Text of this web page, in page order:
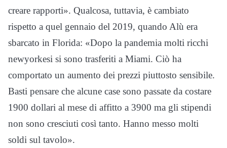
creare rapporti». Qualcosa, tuttavia, è cambiato
rispetto a quel gennaio del 2019, quando Alù era
sbarcato in Florida: «Dopo la pandemia molti ricchi
newyorkesi si sono trasferiti a Miami. Ciò ha
comportato un aumento dei prezzi piuttosto sensibile.
Basti pensare che alcune case sono passate da costare
1900 dollari al mese di affitto a 3900 ma gli stipendi
non sono cresciuti così tanto. Hanno messo molti
soldi sul tavolo».